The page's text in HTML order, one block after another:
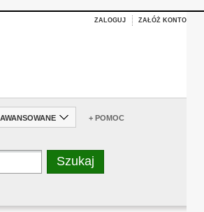
ZALOGUJ ZAŁÓŻ KONTO
+ POMOC